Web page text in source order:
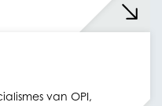
van OPI,